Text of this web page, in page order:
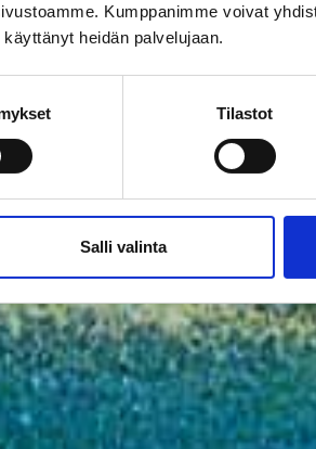
Kumppanimme voivat
heidän palvelujaan.
Tilastot
Salli valinta